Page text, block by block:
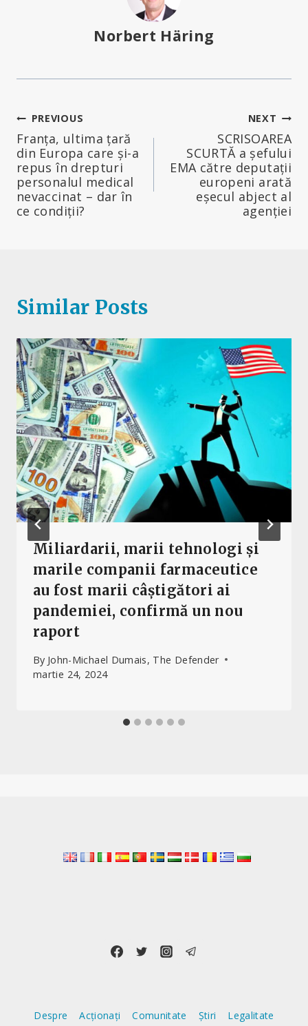
Norbert Häring
Navigare
în
articole
PREVIOUS
Franța, ultima țară
din Europa care și-a
repus în drepturi
personalul medical
nevaccinat – dar în
ce condiții?
NEXT
SCRISOAREA
SCURTĂ a șefului
EMA către deputații
europeni arată
eșecul abject al
agenției
Similar Posts
Miliardarii, marii tehnologi și
marile companii farmaceutice
au fost marii câștigători ai
pandemiei, confirmă un nou
raport
By John-Michael Dumais, The Defender
martie 24, 2024
Despre Acționați Comunitate Știri Legalitate